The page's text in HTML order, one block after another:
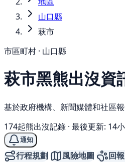
山口縣
萩市
市區町村 · 山口縣
萩市黑熊出沒資
基於政府機構、新聞媒體和社區
174起熊出沒記錄 · 最後更新: 14
通知
行程規劃 風險地圖 回